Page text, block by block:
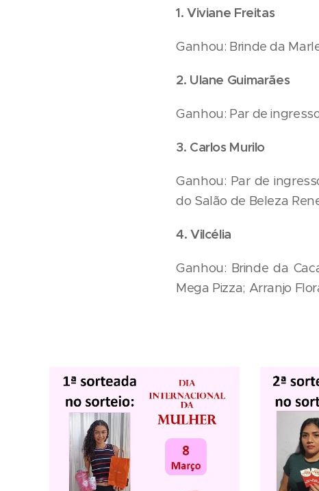
1. Viviane Freitas
Ganhou: Brinde da
2. Ulane Guimarães
Ganhou: Par de
3. Carlos Murilo
Ganhou: Par de
do Salão de Beleza
4. Vilcélia
Ganhou: Brinde da
Mega Pizza; Arranjo